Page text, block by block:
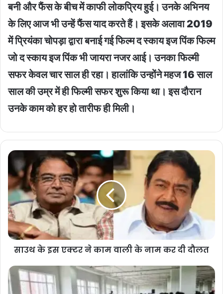
बनी और फैंस के बीच में काफी लोकप्रिय हुई। उनके अभिनय
के लिए आज भी उन्हें फैंस याद करते हैं। इसके अलावा 2019
में प्रियंका चोपड़ा द्वारा बनाई गई फिल्म द स्काय इज पिंक फिल्म
जो द स्काय इज पिंक भी जायरा नजर आई। उनका फिल्मी
सफर केवल चार साल ही रहा। हालांकि उन्होंने महज 16 साल
साल की उम्र में ही फिल्मी सफर शुरू किया था। इस दौरान
उनके काम काे हर हो तारीफ ही मिली।
साउथ
इस
एक्टर
ने
काम
वाली
के
नाम
कर
दौलत
साउथ के इस एक्टर ने काम वाली के नाम कर दी दौलत
MBBS
seat